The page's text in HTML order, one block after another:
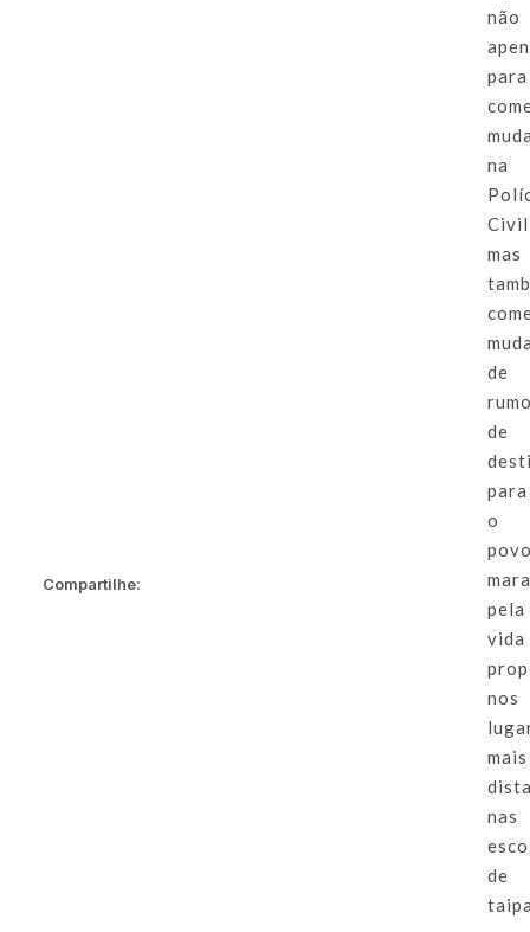
Compartilhe:
não
para
na
mas
de
de
para
o
pela
vida
nos
mais
nas
de